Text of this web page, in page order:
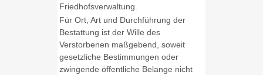
Friedhofsverwaltung.
Für Ort, Art und Durchführung der
Bestattung ist der Wille des
Verstorbenen maßgebend, soweit
gesetzliche Bestimmungen oder
zwingende öffentliche Belange nicht